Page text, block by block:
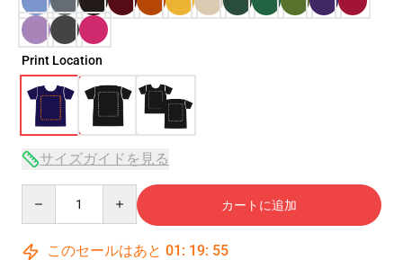
Print Location
サイズガイドを見る
カートに追加
このセールはあと 01 : 19: 54